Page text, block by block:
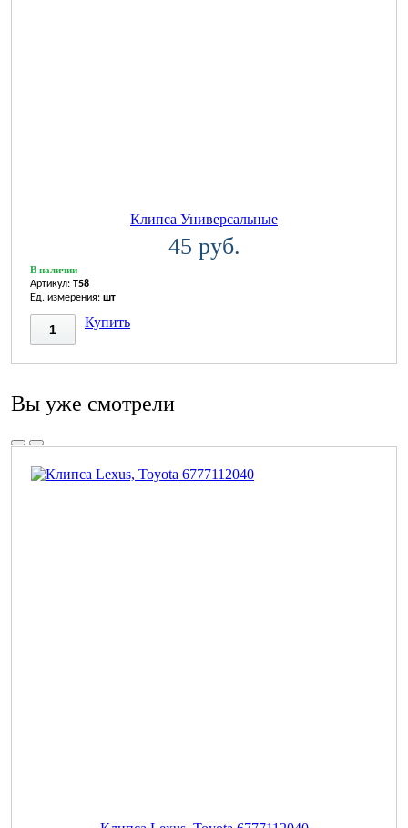
Клипса Универсальные
45 руб.
В наличии
Артикул: T58
Ед. измерения: шт
Купить
Вы уже смотрели